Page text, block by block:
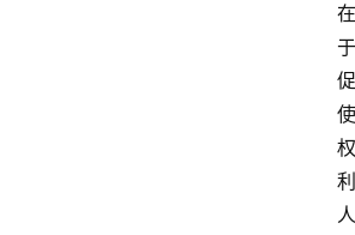
在
于
促
使
权
利
人